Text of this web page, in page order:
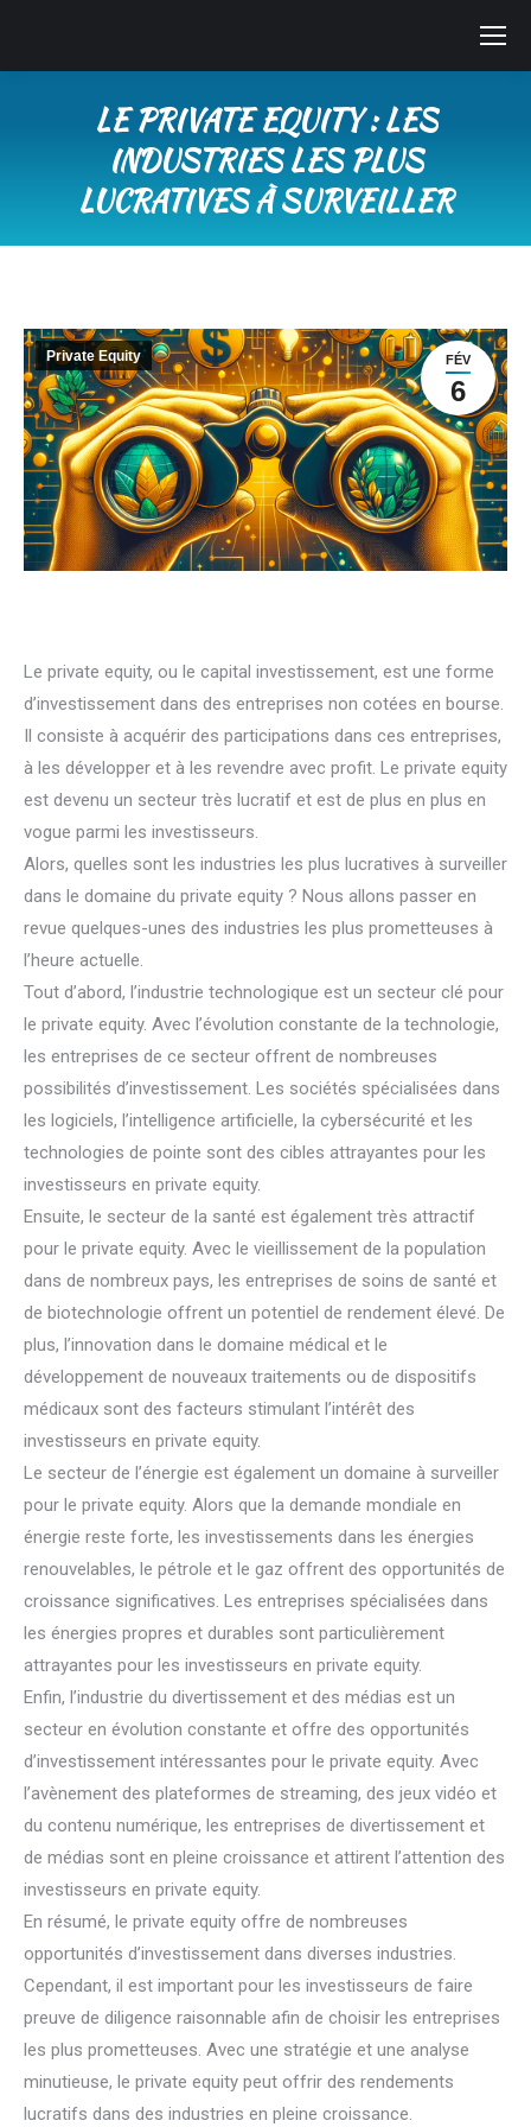
LE PRIVATE EQUITY : LES
INDUSTRIES LES PLUS
LUCRATIVES À SURVEILLER
FÉV
6
Private Equity
Le private equity, ou le capital investissement, est une forme
d’investissement dans des entreprises non cotées en bourse.
Il consiste à acquérir des participations dans ces entreprises,
à les développer et à les revendre avec profit. Le private equity
est devenu un secteur très lucratif et est de plus en plus en
vogue parmi les investisseurs.
Alors, quelles sont les industries les plus lucratives à surveiller
dans le domaine du private equity ? Nous allons passer en
revue quelques-unes des industries les plus prometteuses à
l’heure actuelle.
Tout d’abord, l’industrie technologique est un secteur clé pour
le private equity. Avec l’évolution constante de la technologie,
les entreprises de ce secteur offrent de nombreuses
possibilités d’investissement. Les sociétés spécialisées dans
les logiciels, l’intelligence artificielle, la cybersécurité et les
technologies de pointe sont des cibles attrayantes pour les
investisseurs en private equity.
Ensuite, le secteur de la santé est également très attractif
pour le private equity. Avec le vieillissement de la population
dans de nombreux pays, les entreprises de soins de santé et
de biotechnologie offrent un potentiel de rendement élevé. De
plus, l’innovation dans le domaine médical et le
développement de nouveaux traitements ou de dispositifs
médicaux sont des facteurs stimulant l’intérêt des
investisseurs en private equity.
Le secteur de l’énergie est également un domaine à surveiller
pour le private equity. Alors que la demande mondiale en
énergie reste forte, les investissements dans les énergies
renouvelables, le pétrole et le gaz offrent des opportunités de
croissance significatives. Les entreprises spécialisées dans
les énergies propres et durables sont particulièrement
attrayantes pour les investisseurs en private equity.
Enfin, l’industrie du divertissement et des médias est un
secteur en évolution constante et offre des opportunités
d’investissement intéressantes pour le private equity. Avec
l’avènement des plateformes de streaming, des jeux vidéo et
du contenu numérique, les entreprises de divertissement et
de médias sont en pleine croissance et attirent l’attention des
investisseurs en private equity.
En résumé, le private equity offre de nombreuses
opportunités d’investissement dans diverses industries.
Cependant, il est important pour les investisseurs de faire
preuve de diligence raisonnable afin de choisir les entreprises
les plus prometteuses. Avec une stratégie et une analyse
minutieuse, le private equity peut offrir des rendements
lucratifs dans des industries en pleine croissance.